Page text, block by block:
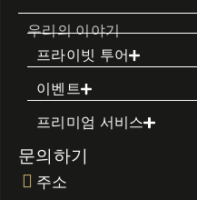
우리의 이야기
프라이빗 투어
이벤트
프리미엄 서비스
문의하기
주소